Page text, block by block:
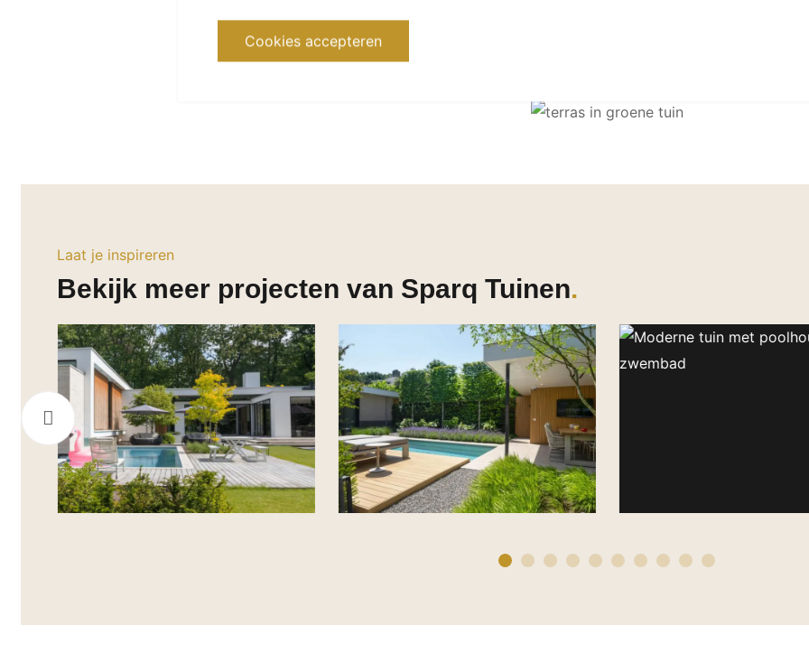
Laat je inspireren
Bekijk meer projecten van Sparq Tuinen
Cookies accepteren